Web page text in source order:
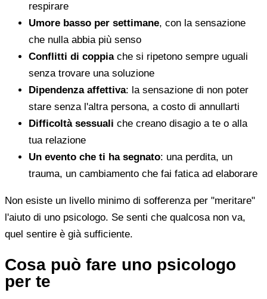
respirare
Umore basso per settimane, con la sensazione
che nulla abbia più senso
Conflitti di coppiache si ripetono sempre uguali
senza trovare una soluzione
Dipendenza affettiva: la sensazione di non poter
stare senza l'altra persona, a costo di annullarti
Difficoltà sessuali che creano disagio a te o alla
tua relazione
Un evento che ti ha segnato: una perdita, un
trauma, un cambiamento che fai fatica ad elaborare
Non esiste un livello minimo di sofferenza per "meritare"
l'aiuto di uno psicologo. Se senti che qualcosa non va,
quel sentire è già sufficiente.
Cosa può fare uno psicologo
per te